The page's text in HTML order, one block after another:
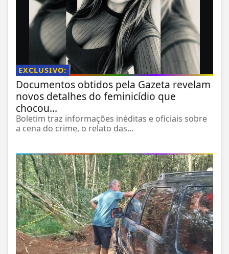
EXCLUSIVO:
Documentos obtidos pela Gazeta revelam
novos detalhes do feminicídio que
chocou...
Boletim traz informações inéditas e oficiais sobre
a cena do crime, o relato das...